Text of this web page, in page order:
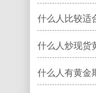
什么人比较适
什么人炒现货
什么人有黄金